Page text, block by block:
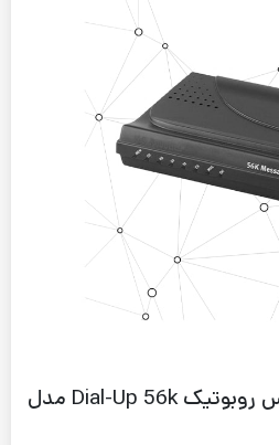
مودم اکسترنال یو اس روبوتیک Dial-Up 56k مدل